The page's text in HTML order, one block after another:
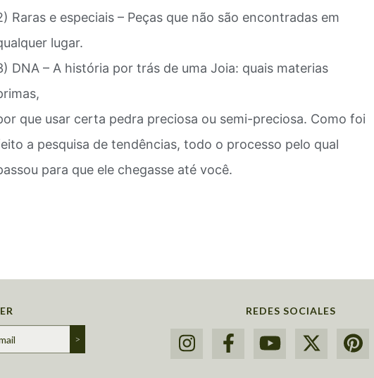
Raras e especiais – Peças que não são encontradas em
lugar.
DNA – A história por trás de uma Joia: quais materias
que usar certa pedra preciosa ou semi-preciosa. Como foi
a pesquisa de tendências, todo o processo pelo qual
para que ele chegasse até você.
REDES SOCIALES